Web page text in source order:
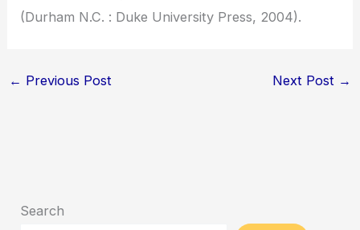
(Durham N.C. : Duke University Press, 2004).
← Previous Post Next Post →
Search